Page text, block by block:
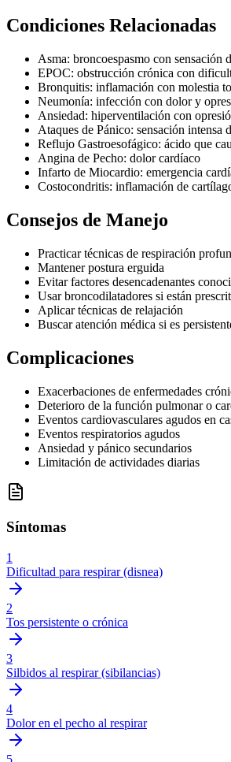
Condiciones Relacionadas
Asma: broncoespasmo con sensación
EPOC: obstrucción crónica con
Bronquitis: inflamación con molestia
Neumonía: infección con dolor y
Ansiedad: hiperventilación con
Ataques de Pánico: sensación intensa
Reflujo Gastroesofágico: ácido que
Angina de Pecho: dolor cardíaco
Infarto de Miocardio: emergencia
Costocondritis: inflamación de
Consejos de Manejo
Practicar técnicas de respiración
Mantener postura erguida
Evitar factores desencadenantes
Usar broncodilatadores si están
Aplicar técnicas de relajación
Buscar atención médica si es
Complicaciones
Exacerbaciones de enfermedades
Deterioro de la función pulmonar o
Eventos cardiovasculares agudos en
Eventos respiratorios agudos
Ansiedad y pánico secundarios
Limitación de actividades diarias
Síntomas
1
Dificultad para respirar (disnea)
2
Tos persistente o crónica
3
Silbidos al respirar (sibilancias)
4
Dolor en el pecho al respirar
5